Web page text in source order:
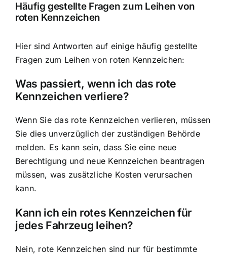
Häufig gestellte Fragen zum Leihen von
roten Kennzeichen
Hier sind Antworten auf einige häufig gestellte
Fragen zum Leihen von roten Kennzeichen:
Was passiert, wenn ich das rote
Kennzeichen verliere?
Wenn Sie das rote Kennzeichen verlieren, müssen
Sie dies unverzüglich der zuständigen Behörde
melden. Es kann sein, dass Sie eine neue
Berechtigung und neue Kennzeichen beantragen
müssen, was zusätzliche Kosten verursachen
kann.
Kann ich ein rotes Kennzeichen für
jedes Fahrzeug leihen?
Nein, rote Kennzeichen sind nur für bestimmte